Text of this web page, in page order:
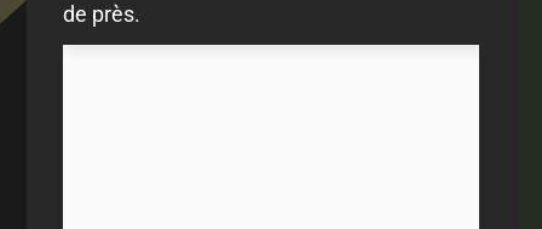
de près.